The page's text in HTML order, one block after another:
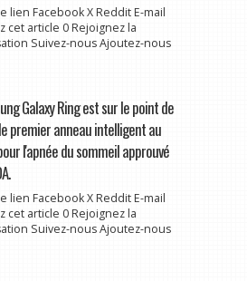
lien Facebook X Reddit E-mail
cet article 0 Rejoignez la
Suivez-nous Ajoutez-nous
Galaxy Ring est sur le point de
premier anneau intelligent au
l'apnée du sommeil approuvé
lien Facebook X Reddit E-mail
cet article 0 Rejoignez la
Suivez-nous Ajoutez-nous